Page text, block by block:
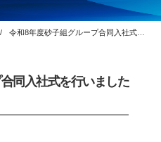
令和8年度砂子組グループ合同入社式を行いました
同入社式を行いました